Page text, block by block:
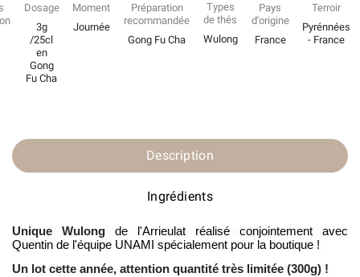
Dosage
3g
/25cl
en
Gong
Fu Cha
Moment
Journée
Préparation
recommandée
Gong Fu Cha
Types
de thés
Wulong
Pays
d'origine
France
Terroir
Pyrénnées
- France
Description
Ingrédients
Unique Wulong de l'Arrieulat réalisé conjointement avec
Quentin de l'équipe UNAMI spécialement pour la boutique !
Un lot cette année, attention quantité très limitée (300g) !